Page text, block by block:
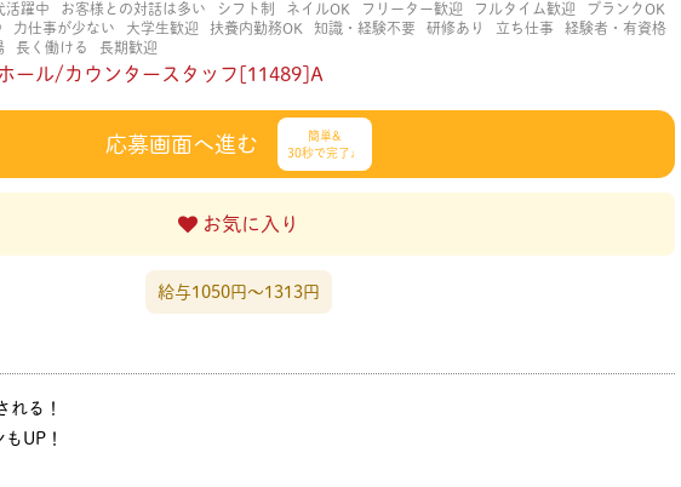
活躍中 お客様との対話は多い シフト制 ネイルOK フリーター歓迎 フルタイム歓迎
ブランクOK
力仕事が少ない 大学生歓迎 扶養内勤務OK 知識・経験不要 研修あり 立ち仕事
経験者・有資格
長く働ける 長期歓迎
ール/カウンタースタッフ[11489]A
応募画面へ進む
簡単&
30秒で完了♩
お気に入り
給与1050円〜1313円
れる！
UP！